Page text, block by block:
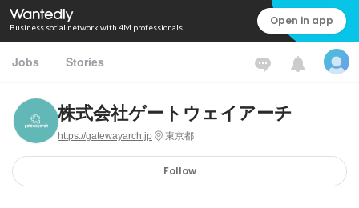
Business social network with 4M professionals Open in app
Jobs Stories
株式会社ゲートウェイアーチ
https://gatewayarch.jp 東京都
Follow